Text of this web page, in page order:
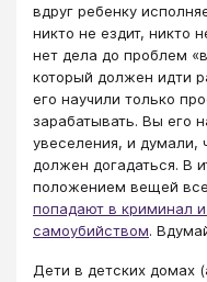
вдруг ребенку
никто не ездит, никто
нет дела до проблем
который должен идти
его научили только
зарабатывать. Вы его
увеселения, и думали,
должен догадаться. В
положением вещей
попадают в криминал
самоубийством.
Дети в детских домах